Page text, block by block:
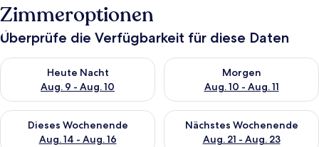
Zimmeroptionen
Überprüfe die Verfügbarkeit für diese Daten
Heute Nacht
Aug. 9 - Aug. 10
Überprüfe die Verfügbarkeit für heute Nacht, Aug. 9 - Aug.
Morgen
Aug. 10 - Aug. 11
Überprüfe die Verfügbarkeit
Dieses Wochenende
Aug. 14 - Aug. 16
Überprüfe die Verfügbarkeit für dieses Wochenende, Aug. 14
Nächstes Wochenende
Aug. 21 - Aug. 23
Überprüfe die Verfügbarkeit